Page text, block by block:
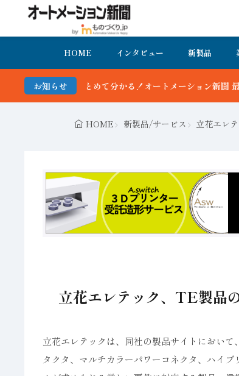
HOME インタビュー 新製品
お知らせ
て分かる！オートメーション新聞 最新号＆バックナンバー
HOME 新製品/サービス 立花エレ
立花エレテック、TE製品
立花エレテックは、同社の製品サイトにおい
タクタ、マルチカラーパワーコネクタ、ハイ